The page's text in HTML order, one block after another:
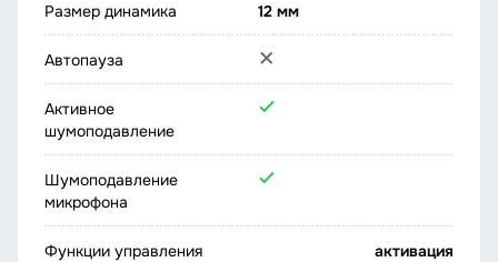
Размер динамика 12 мм
Автопауза
Активное
шумоподавление
Шумоподавление
микрофона
Функции управления
активация